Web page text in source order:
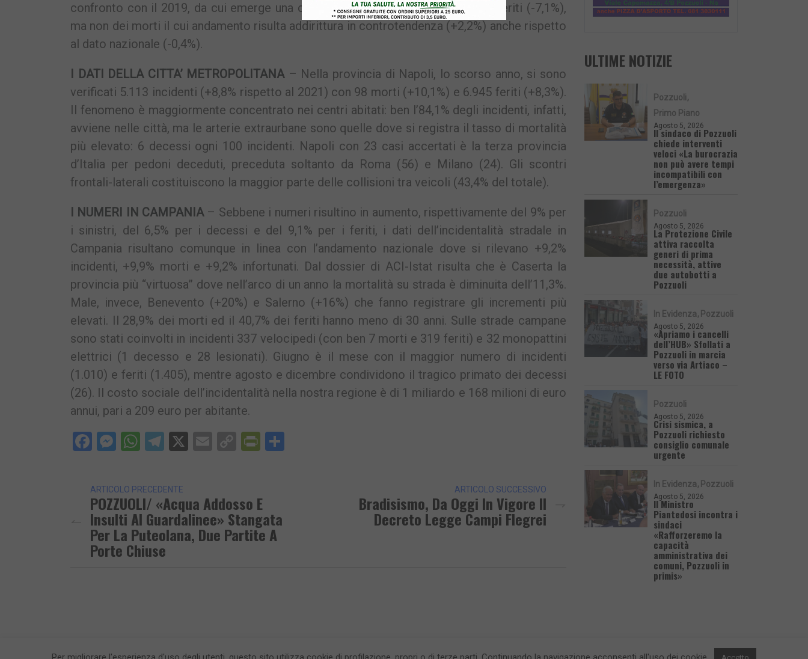
confronto con il 2019, da cui emerge una contrazione dei sinistri (-2,4%) e dei feriti (-7,1%),
ma non dei morti il cui andamento risulta addirittura in controtendenza (+2,2%) anche rispetto
al dato nazionale (-0,4%).
I DATI DELLA CITTA’ METROPOLITANA– Nella provincia di Napoli, lo scorso anno, si sono
verificati 5.113 incidenti (+8,8% rispetto al 2021) con 98 morti (+10,1%) e 6.945 feriti (+8,3%).
Il fenomeno è maggiormente concentrato nei centri abitati: ben l’84,1% degli incidenti, infatti,
avviene nelle città, ma le arterie extraurbane sono quelle dove si registra il tasso di mortalità
più elevato: 6 decessi ogni 100 incidenti. Napoli con 23 casi accertati è la terza provincia
d’Italia per pedoni deceduti, preceduta soltanto da Roma (56) e Milano (24). Gli scontri
frontali-laterali costituiscono la maggior parte delle collisioni tra veicoli (43,4% del totale).
I NUMERI IN CAMPANIA– Sebbene i numeri risultino in aumento, rispettivamente del 9% per
i sinistri, del 6,5% per i decessi e del 9,1% per i feriti, i dati dell’incidentalità stradale in
Campania risultano comunque in linea con l’andamento nazionale dove si rilevano +9,2%
incidenti, +9,9% morti e +9,2% infortunati. Dal dossier di ACI-Istat risulta che è Caserta la
provincia più “virtuosa” dove nell’arco di un anno la mortalità su strada è diminuita dell’11,3%.
Male, invece, Benevento (+20%) e Salerno (+16%) che fanno registrare gli incrementi più
elevati. Il 28,9% dei morti ed il 40,7% dei feriti hanno meno di 30 anni. Sulle strade campane
sono stati coinvolti in incidenti 337 velocipedi (con ben 7 morti e 319 feriti) e 32 monopattini
elettrici (1 decesso e 28 lesionati). Giugno è il mese con il maggior numero di incidenti
(1.010) e feriti (1.405), mentre agosto e dicembre condividono il tragico primato dei decessi
(26). Il costo sociale dell’incidentalità nella nostra regione è di 1 miliardo e 168 milioni di euro
annui, pari a 209 euro per abitante.
Facebook
Messenger
WhatsApp
Telegram
X EmailCopyPrintFriendly
ARTICOLO PRECEDENTE
POZZUOLI/ «Acqua Addosso E
Insulti Al Guardalinee» Stangata
Per La Puteolana, Due Partite A
Porte Chiuse
ARTICOLO SUCCESSIVO
Bradisismo, Da Oggi In Vigore Il
Decreto Legge Campi Flegrei
ULTIME NOTIZIE
Pozzuoli
Primo Piano
Agosto 5, 2026
Il sindaco di Pozzuoli
chiede interventi
veloci «La burocrazia
non può avere tempi
incompatibili con
l’emergenza»
Pozzuoli
Agosto 5, 2026
La Protezione Civile
attiva raccolta
generi di prima
necessità, attive
due autobotti a
Pozzuoli
In Evidenza Pozzuoli
Agosto 5, 2026
«Apriamo i cancelli
dell’HUB» Sfollati a
Pozzuoli in marcia
verso via Artiaco –
LE FOTO
Pozzuoli
Agosto 5, 2026
Crisi sismica, a
Pozzuoli richiesto
consiglio comunale
urgente
In Evidenza Pozzuoli
Agosto 5, 2026
Il Ministro
Piantedosi incontra i
sindaci
«Rafforzeremo la
capacità
amministrativa dei
comuni, Pozzuoli in
primis»